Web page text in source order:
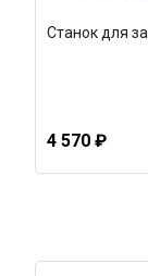
Станок для
4 570 ₽